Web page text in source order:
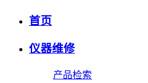
首页
仪器维修
产品检索